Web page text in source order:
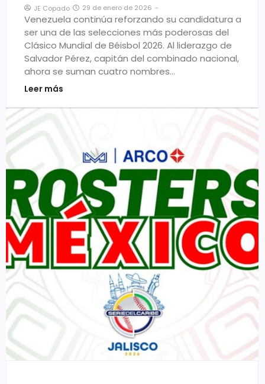
JE Copado 29 de enero de 2026 -
Venezuela continúa reforzando su candidatura a
ser una de las selecciones más poderosas del
Clásico Mundial de Béisbol 2026. Al liderazgo de
Salvador Pérez, capitán del combinado nacional,
ahora se suman cuatro nombres…
Leer más